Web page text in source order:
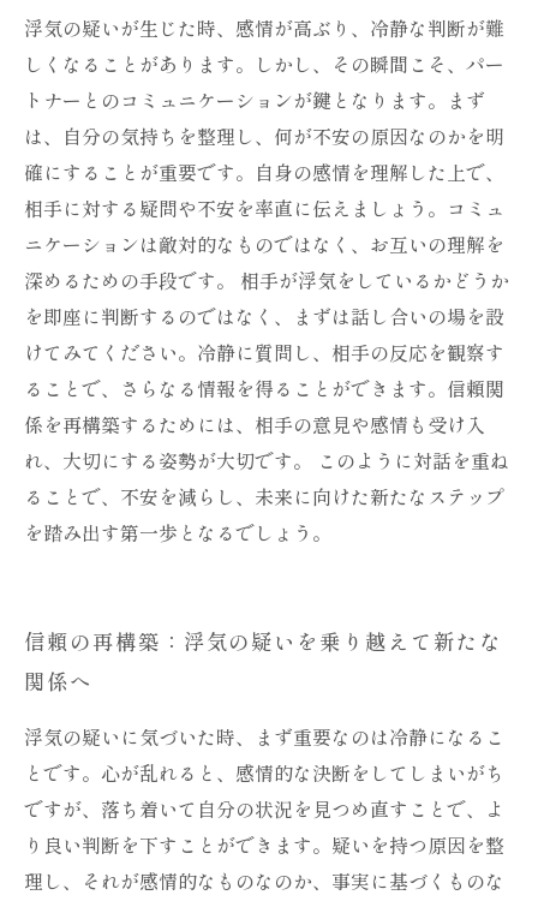
浮気の疑いが生じた時、感情が高ぶり、冷静な判断が難
しくなることがあります。しかし、その瞬間こそ、パー
トナーとのコミュニケーションが鍵となります。まず
は、自分の気持ちを整理し、何が不安の原因なのかを明
確にすることが重要です。自身の感情を理解した上で、
相手に対する疑問や不安を率直に伝えましょう。コミュ
ニケーションは敵対的なものではなく、お互いの理解を
深めるための手段です。 相手が浮気をしているかどうか
を即座に判断するのではなく、まずは話し合いの場を設
けてみてください。冷静に質問し、相手の反応を観察す
ることで、さらなる情報を得ることができます。信頼関
係を再構築するためには、相手の意見や感情も受け入
れ、大切にする姿勢が大切です。 このように対話を重ね
ることで、不安を減らし、未来に向けた新たなステップ
を踏み出す第一歩となるでしょう。
信頼の再構築：浮気の疑いを乗り越えて新たな
関係へ
浮気の疑いに気づいた時、まず重要なのは冷静になるこ
とです。心が乱れると、感情的な決断をしてしまいがち
ですが、落ち着いて自分の状況を見つめ直すことで、よ
り良い判断を下すことができます。疑いを持つ原因を整
理し、それが感情的なものなのか、事実に基づくものな